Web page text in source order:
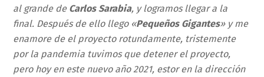
al grande de Carlos Sarabia, y logramos llegar a la
final. Después de ello llego «Pequeños Gigantes» y me
enamore de el proyecto rotundamente, tristemente
por la pandemia tuvimos que detener el proyecto,
pero hoy en este nuevo año 2021, estor en la dirección